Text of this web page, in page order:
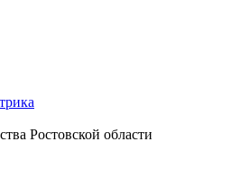
Ростовской области